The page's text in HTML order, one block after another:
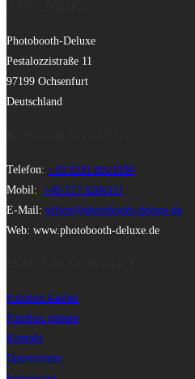
Photobooth-Deluxe
Pestalozzistraße 11
97199 Ochsenfurt
Deutschland
Telefon: +49 9331 8021990
Mobil: +49 177 6506111
E-Mail: office@photobooth-deluxe.de
Web: www.photobooth-deluxe.de
Fotobox kaufen
Fotobox mieten
Kontakt
Datenschutz